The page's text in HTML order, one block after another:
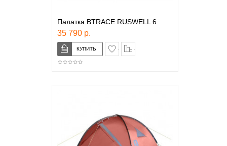
Палатка BTRACE RUSWELL 6
35 790 р.
в закладки